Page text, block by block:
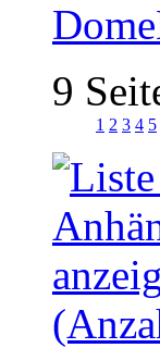
9
1 2 3 4 5